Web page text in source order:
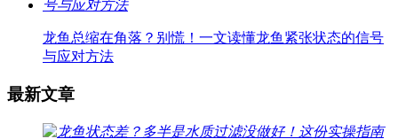
龙鱼总缩在角落？别慌！一文读懂龙鱼紧张状态的信号
与应对方法
最新文章